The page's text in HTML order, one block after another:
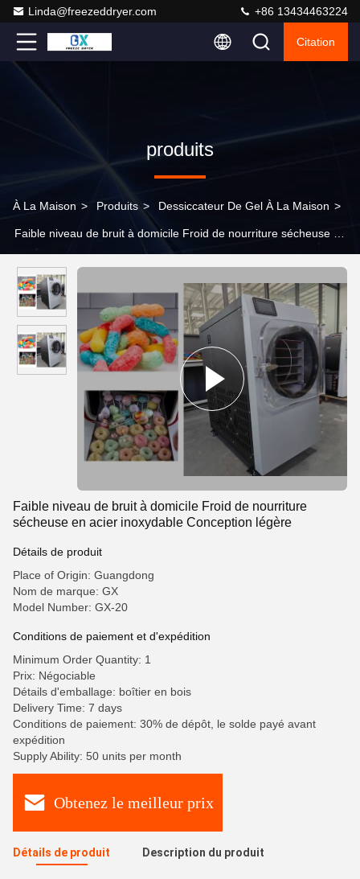
Linda@freezeddryer.com +86 13434463224
Citation
produits
À La Maison > Produits > Dessiccateur De Gel À La Maison >
Faible niveau de bruit à domicile Froid de nourriture sécheuse en
Faible niveau de bruit à domicile Froid de nourriture
sécheuse en acier inoxydable Conception légère
Détails de produit
Place of Origin: Guangdong
Nom de marque: GX
Model Number: GX-20
Conditions de paiement et d'expédition
Minimum Order Quantity: 1
Prix: Négociable
Détails d'emballage: boîtier en bois
Delivery Time: 7 days
Conditions de paiement: 30% de dépôt, le solde payé avant
expédition
Supply Ability: 50 units per month
Obtenez le meilleur prix
Détails de produit Description du produit